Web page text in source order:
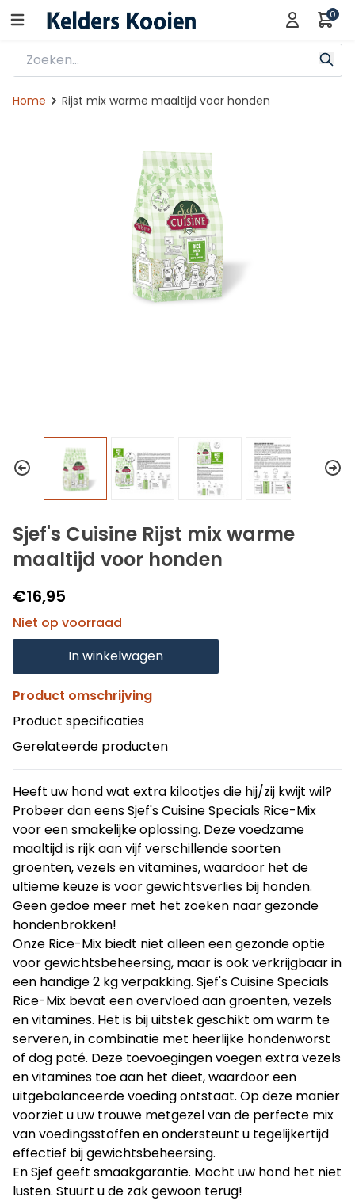
0
Home Rijst mix warme maaltijd voor honden
Sjef's Cuisine Rijst mix warme
maaltijd voor honden
€16,95
Niet op voorraad
In winkelwagen
Product omschrijving
Product specificaties
Gerelateerde producten
Heeft uw hond wat extra kilootjes die hij/zij kwijt wil?
Probeer dan eens Sjef's Cuisine Specials Rice-Mix
voor een smakelijke oplossing. Deze voedzame
maaltijd is rijk aan vijf verschillende soorten
groenten, vezels en vitamines, waardoor het de
ultieme keuze is voor gewichtsverlies bij honden.
Geen gedoe meer met het zoeken naar gezonde
hondenbrokken!
Onze Rice-Mix biedt niet alleen een gezonde optie
voor gewichtsbeheersing, maar is ook verkrijgbaar in
een handige 2 kg verpakking. Sjef's Cuisine Specials
Rice-Mix bevat een overvloed aan groenten, vezels
en vitamines. Het is bij uitstek geschikt om warm te
serveren, in combinatie met heerlijke hondenworst
of dog paté. Deze toevoegingen voegen extra vezels
en vitamines toe aan het dieet, waardoor een
uitgebalanceerde voeding ontstaat. Op deze manier
voorziet u uw trouwe metgezel van de perfecte mix
van voedingsstoffen en ondersteunt u tegelijkertijd
effectief bij gewichtsbeheersing.
En Sjef geeft smaakgarantie. Mocht uw hond het niet
lusten. Stuurt u de zak gewoon terug!